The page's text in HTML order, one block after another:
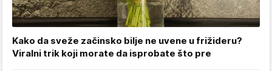
Kako da sveže začinsko bilje ne uvene u frižideru?
Viralni trik koji morate da isprobate što pre